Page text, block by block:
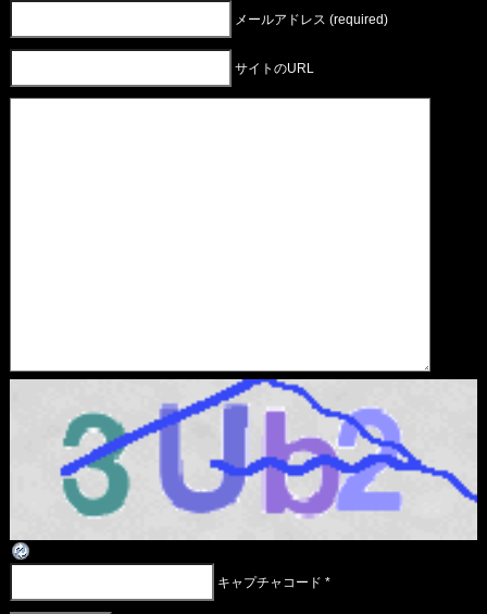
メールアドレス (required)
サイトのURL
キャプチャコード *